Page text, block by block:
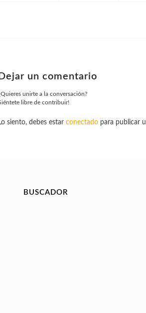
Dejar un comentario
unirte a la conversación?
libre de contribuir!
Lo siento, debes estar conectadopara publicar
BUSCADOR